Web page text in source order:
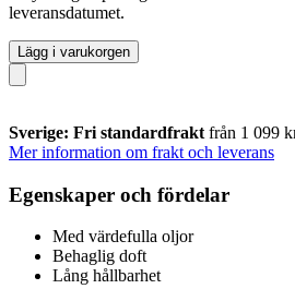
leveransdatumet.
Lägg i varukorgen
Sverige: Fri standardfrakt från 1 099
Mer information om frakt och leverans
Egenskaper och fördelar
Med värdefulla oljor
Behaglig doft
Lång hållbarhet